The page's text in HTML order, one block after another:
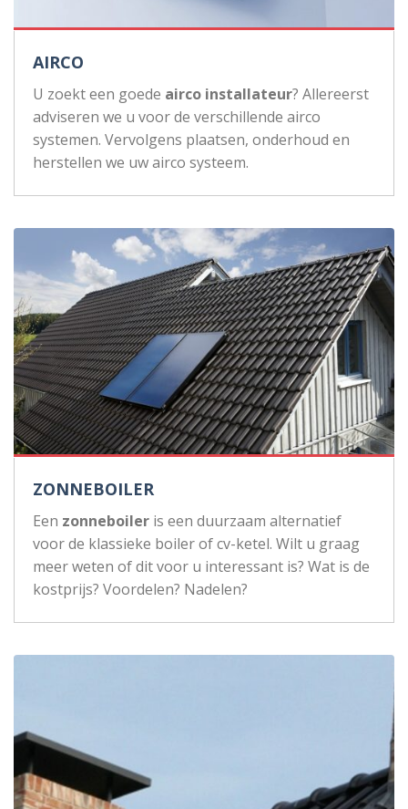
AIRCO
U zoekt een goede airco installateur? Allereerst
adviseren we u voor de verschillende airco
systemen. Vervolgens plaatsen, onderhoud en
herstellen we uw airco systeem.
ZONNEBOILER
Een zonneboiler is een duurzaam alternatief
voor de klassieke boiler of cv-ketel. Wilt u graag
meer weten of dit voor u interessant is? Wat is de
kostprijs? Voordelen? Nadelen?